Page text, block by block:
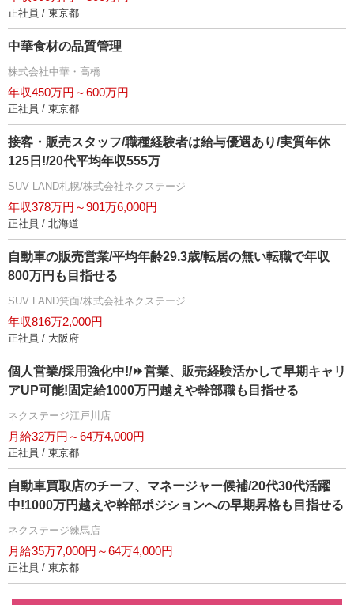
正社員 / 東京都
中華食材の品質管理
株式会社中華・高橋
年収450万円～600万円
正社員 / 東京都
接客・販売スタッフ/職種経験者は給与優遇あり/実質年休
125日!/20代平均年収555万
SUV LAND札幌/株式会社ネクステージ
年収378万円～901万6,000円
正社員 / 北海道
自動車の販売営業/平均年齢29.3歳/転居の無い転職で年収
800万円も目指せる
SUV LAND箕面/株式会社ネクステージ
年収816万2,000円
正社員 / 大阪府
個人営業/採用強化中!/⏩️営業、販売経験活かして早期キャリ
アUP可能!固定給1000万円越えや幹部職も目指せる
ネクステージ江戸川店
月給32万円～64万4,000円
正社員 / 東京都
自動車買取店のチーフ、マネージャー候補/20代30代活躍
中!1000万円越えや幹部ポジションへの早期昇格も目指せる
ネクステージ練馬店
月給35万7,000円～64万4,000円
正社員 / 東京都